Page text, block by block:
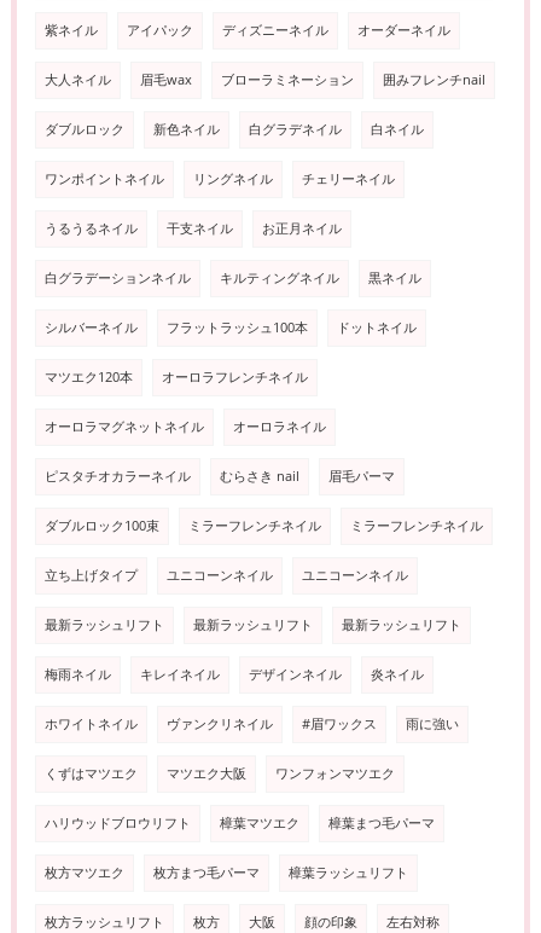
紫ネイル アイパック ディズニーネイル オーダーネイル
大人ネイル 眉毛wax ブローラミネーション 囲みフレンチnail
ダブルロック 新色ネイル 白グラデネイル 白ネイル
ワンポイントネイル リングネイル チェリーネイル
うるうるネイル 干支ネイル お正月ネイル
白グラデーションネイル キルティングネイル 黒ネイル
シルバーネイル フラットラッシュ100本 ドットネイル
マツエク120本 オーロラフレンチネイル
オーロラマグネットネイル オーロラネイル
ピスタチオカラーネイル むらさき nail 眉毛パーマ
ダブルロック100束 ミラーフレンチネイル ミラーフレンチネイル
立ち上げタイプ ユニコーンネイル ユニコーンネイル
最新ラッシュリフト 最新ラッシュリフト 最新ラッシュリフト
梅雨ネイル キレイネイル デザインネイル 炎ネイル
ホワイトネイル ヴァンクリネイル #眉ワックス 雨に強い
くずはマツエク マツエク大阪 ワンフォンマツエク
ハリウッドブロウリフト 樟葉マツエク 樟葉まつ毛パーマ
枚方マツエク 枚方まつ毛パーマ 樟葉ラッシュリフト
枚方ラッシュリフト 枚方 大阪 顔の印象 左右対称